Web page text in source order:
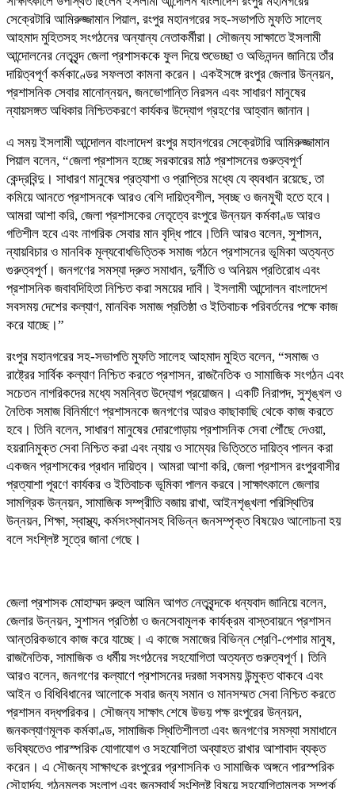
সেক্রেটারি আমিরুজ্জামান পিয়াল, রংপুর মহানগরের সহ-সভাপতি মুফতি সালেহ
আহমাদ মুহিতসহ সংগঠনের অন্যান্য নেতাকর্মীরা। সৌজন্য সাক্ষাতে ইসলামী
আন্দোলনের নেতৃবৃন্দ জেলা প্রশাসককে ফুল দিয়ে শুভেচ্ছা ও অভিনন্দন জানিয়ে তাঁর
দায়িত্বপূর্ণ কর্মকাণ্ডের সফলতা কামনা করেন। একইসঙ্গে রংপুর জেলার উন্নয়ন,
প্রশাসনিক সেবার মানোন্নয়ন, জনভোগান্তি নিরসন এবং সাধারণ মানুষের
ন্যায়সঙ্গত অধিকার নিশ্চিতকরণে কার্যকর উদ্যোগ গ্রহণের আহ্বান জানান।
এ সময় ইসলামী আন্দোলন বাংলাদেশ রংপুর মহানগরের সেক্রেটারি আমিরুজ্জামান
পিয়াল বলেন, “জেলা প্রশাসন হচ্ছে সরকারের মাঠ প্রশাসনের গুরুত্বপূর্ণ
কেন্দ্রবিন্দু। সাধারণ মানুষের প্রত্যাশা ও প্রাপ্তির মধ্যে যে ব্যবধান রয়েছে, তা
কমিয়ে আনতে প্রশাসনকে আরও বেশি দায়িত্বশীল, স্বচ্ছ ও জনমুখী হতে হবে।
আমরা আশা করি, জেলা প্রশাসকের নেতৃত্বে রংপুরে উন্নয়ন কর্মকাণ্ড আরও
গতিশীল হবে এবং নাগরিক সেবার মান বৃদ্ধি পাবে।তিনি আরও বলেন, সুশাসন,
ন্যায়বিচার ও মানবিক মূল্যবোধভিত্তিক সমাজ গঠনে প্রশাসনের ভূমিকা অত্যন্ত
গুরুত্বপূর্ণ। জনগণের সমস্যা দ্রুত সমাধান, দুর্নীতি ও অনিয়ম প্রতিরোধ এবং
প্রশাসনিক জবাবদিহিতা নিশ্চিত করা সময়ের দাবি। ইসলামী আন্দোলন বাংলাদেশ
সবসময় দেশের কল্যাণ, মানবিক সমাজ প্রতিষ্ঠা ও ইতিবাচক পরিবর্তনের পক্ষে কাজ
করে যাচ্ছে।”
রংপুর মহানগরের সহ-সভাপতি মুফতি সালেহ আহমাদ মুহিত বলেন, “সমাজ ও
রাষ্ট্রের সার্বিক কল্যাণ নিশ্চিত করতে প্রশাসন, রাজনৈতিক ও সামাজিক সংগঠন এবং
সচেতন নাগরিকদের মধ্যে সমন্বিত উদ্যোগ প্রয়োজন। একটি নিরাপদ, সুশৃঙ্খল ও
নৈতিক সমাজ বিনির্মাণে প্রশাসনকে জনগণের আরও কাছাকাছি থেকে কাজ করতে
হবে। তিনি বলেন, সাধারণ মানুষের দোরগোড়ায় প্রশাসনিক সেবা পৌঁছে দেওয়া,
হয়রানিমুক্ত সেবা নিশ্চিত করা এবং ন্যায় ও সাম্যের ভিত্তিতে দায়িত্ব পালন করা
একজন প্রশাসকের প্রধান দায়িত্ব। আমরা আশা করি, জেলা প্রশাসন রংপুরবাসীর
প্রত্যাশা পূরণে কার্যকর ও ইতিবাচক ভূমিকা পালন করবে।সাক্ষাৎকালে জেলার
সামগ্রিক উন্নয়ন, সামাজিক সম্প্রীতি বজায় রাখা, আইনশৃঙ্খলা পরিস্থিতির
উন্নয়ন, শিক্ষা, স্বাস্থ্য, কর্মসংস্থানসহ বিভিন্ন জনসম্পৃক্ত বিষয়েও আলোচনা হয়
বলে সংশ্লিষ্ট সূত্রে জানা গেছে।
জেলা প্রশাসক মোহাম্মদ রুহুল আমিন আগত নেতৃবৃন্দকে ধন্যবাদ জানিয়ে বলেন,
জেলার উন্নয়ন, সুশাসন প্রতিষ্ঠা ও জনসেবামূলক কার্যক্রম বাস্তবায়নে প্রশাসন
আন্তরিকভাবে কাজ করে যাচ্ছে। এ কাজে সমাজের বিভিন্ন শ্রেণি-পেশার মানুষ,
রাজনৈতিক, সামাজিক ও ধর্মীয় সংগঠনের সহযোগিতা অত্যন্ত গুরুত্বপূর্ণ। তিনি
আরও বলেন, জনগণের কল্যাণে প্রশাসনের দরজা সবসময় উন্মুক্ত থাকবে এবং
আইন ও বিধিবিধানের আলোকে সবার জন্য সমান ও মানসম্মত সেবা নিশ্চিত করতে
প্রশাসন বদ্ধপরিকর। সৌজন্য সাক্ষাৎ শেষে উভয় পক্ষ রংপুরের উন্নয়ন,
জনকল্যাণমূলক কর্মকাণ্ড, সামাজিক স্থিতিশীলতা এবং জনগণের সমস্যা সমাধানে
ভবিষ্যতেও পারস্পরিক যোগাযোগ ও সহযোগিতা অব্যাহত রাখার আশাবাদ ব্যক্ত
করেন। এ সৌজন্য সাক্ষাৎকে রংপুরের প্রশাসনিক ও সামাজিক অঙ্গনে পারস্পরিক
সৌহার্দ্য, গঠনমূলক সংলাপ এবং জনস্বার্থ সংশ্লিষ্ট বিষয়ে সহযোগিতামূলক সম্পর্ক